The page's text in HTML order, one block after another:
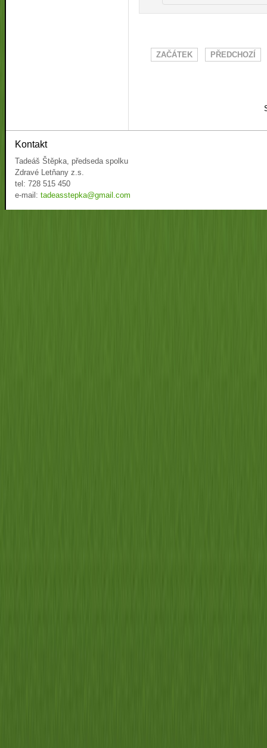
ZAČÁTEK PŘEDCHOZÍ
Kontakt
Tadeáš Štěpka, předseda spolku
Zdravé Letňany z.s.
tel: 728 515 450
e-mail: tadeasstepka@gmail.com